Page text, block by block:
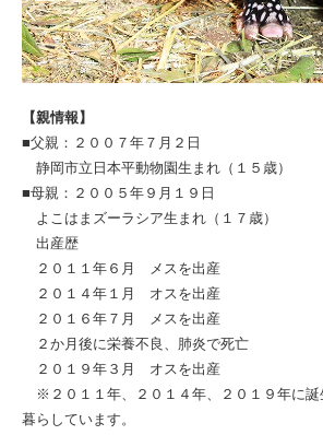
【親情報】
■父親：２００７年７月２日
静岡市立日本平動物園生まれ（１５歳）
■母親：２００５年９月１９日
よこはまズーラシア生まれ（１７歳）
出産歴
２０１１年６月 メスを出産
２０１４年１月 オスを出産
２０１６年７月 メスを出産
２か月後に栄養不良、肺炎で死亡
２０１９年３月 オスを出産
※２０１１年、２０１４年、２０１９年に誕
暮らしています。